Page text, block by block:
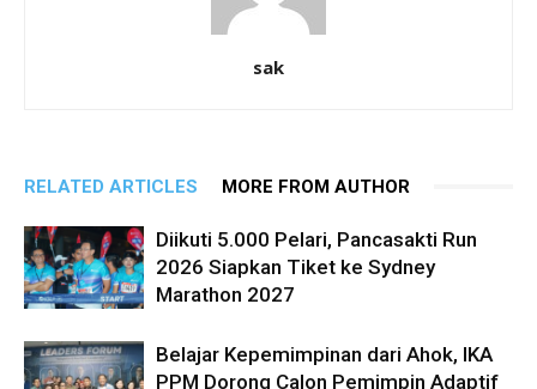
sak
RELATED ARTICLES MORE FROM AUTHOR
Diikuti 5.000 Pelari, Pancasakti Run
2026 Siapkan Tiket ke Sydney
Marathon 2027
Belajar Kepemimpinan dari Ahok, IKA
PPM Dorong Calon Pemimpin Adaptif